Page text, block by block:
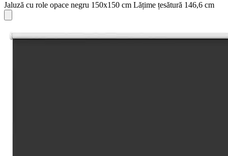
Jaluză cu role opace negru 150x150 cm Lățime țesătură 146,6 cm